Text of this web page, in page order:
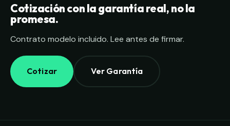
Cotización con la garantía real, no la
promesa.
Contrato modelo incluido. Lee antes de firmar.
Cotizar Ver Garantía